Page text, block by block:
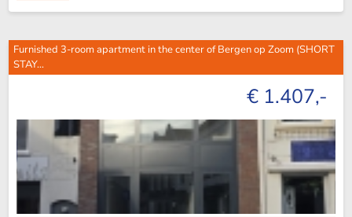
Furnished 3-room apartment in the center of Bergen op Zoom (SHORT
STAY...
€ 1.407,-